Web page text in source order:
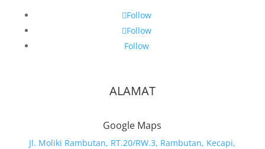
Follow
Follow
Follow
ALAMAT
Google Maps
Jl. Moliki Rambutan, RT.20/RW.3, Rambutan, Kecapi,